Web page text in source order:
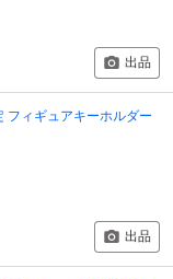
出品
フィギュアキーホルダー
出品